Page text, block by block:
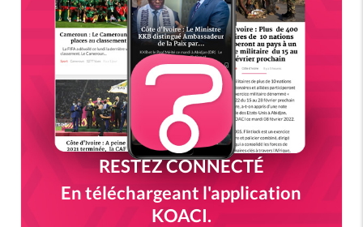
RESTEZ CONNECTÉ
En téléchargeant l'application
KOACI.